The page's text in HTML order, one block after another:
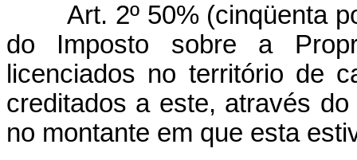
Art. 2º 50% (cinqüenta
do Imposto sobre a
licenciados no território de
creditados a este, através
no montante em que esta